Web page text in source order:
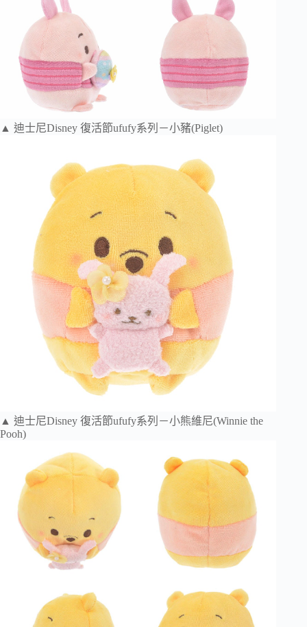
▲ 迪士尼Disney 復活節ufufy系列－小豬(Piglet)
▲ 迪士尼Disney 復活節ufufy系列－小熊維尼(Winnie the
Pooh)